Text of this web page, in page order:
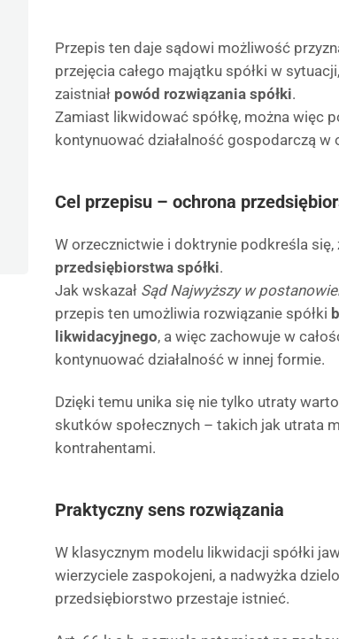
Przepis ten daje sądowi możliwość
przejęcia całego majątku spółki w
zaistniał powód rozwiązania spółki.
Zamiast likwidować spółkę, można więc
kontynuować działalność gospodarczą
Cel przepisu – ochrona
W orzecznictwie i doktrynie podkreśla się,
przedsiębiorstwa spółki.
Jak wskazał Sąd Najwyższy w
przepis ten umożliwia rozwiązanie spółki
likwidacyjnego, a więc zachowuje w
kontynuować działalność w innej formie.
Dzięki temu unika się nie tylko utraty
skutków społecznych – takich jak utrata
kontrahentami.
Praktyczny sens rozwiązania
W klasycznym modelu likwidacji spółki
wierzyciele zaspokojeni, a nadwyżka
przedsiębiorstwo przestaje istnieć.